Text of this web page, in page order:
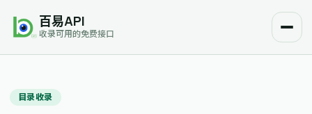
百易API
收录可用的免费接口
目录收录